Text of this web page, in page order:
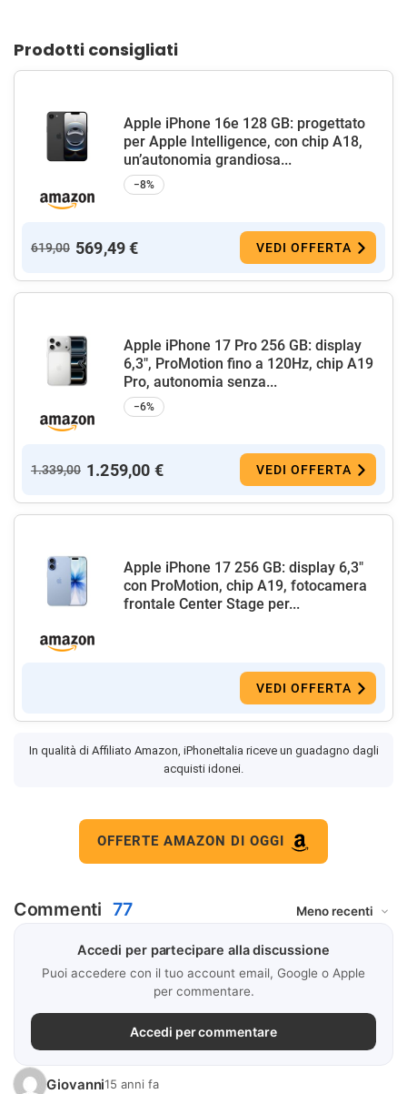
Prodotti consigliati
Apple iPhone 16e 128 GB: progettato
per Apple Intelligence, con chip A18,
un’autonomia grandiosa...
−8%
619,00 569,49 € VEDI OFFERTA
Apple iPhone 17 Pro 256 GB: display
6,3", ProMotion fino a 120Hz, chip A19
Pro, autonomia senza...
−6%
1.339,00 1.259,00 € VEDI OFFERTA
Apple iPhone 17 256 GB: display 6,3"
con ProMotion, chip A19, fotocamera
frontale Center Stage per...
VEDI OFFERTA
In qualità di Affiliato Amazon, iPhoneItalia riceve un guadagno dagli
acquisti idonei.
OFFERTE AMAZON DI OGGI
Commenti 77
Accedi per partecipare alla discussione
Puoi accedere con il tuo account email, Google o Apple
per commentare.
Accedi per commentare
Giovanni15 anni fa